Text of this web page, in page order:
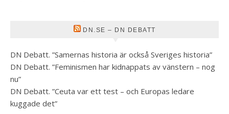
DN.SE – DN DEBATT
DN Debatt. ”Samernas historia är också Sveriges historia”
DN Debatt. ”Feminismen har kidnappats av vänstern – nog
nu”
DN Debatt. ”Ceuta var ett test – och Europas ledare
kuggade det”